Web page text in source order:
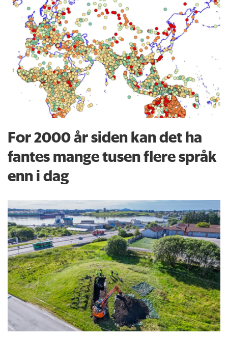
For 2000 år siden kan det ha
fantes mange tusen flere språk
enn i dag